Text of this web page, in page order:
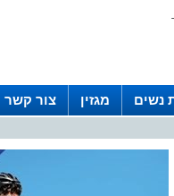
נשים מגזין צור קשר